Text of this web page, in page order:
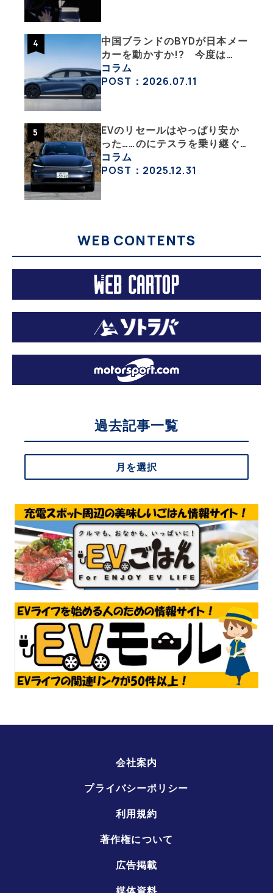
中国ブランドのBYDが日本メー
カーを動かすか!? 今度は
PHEVのステーションワゴンで
日本市場を揺るがす
コラム
POST：2026.07.11
EVのリセールはやっぱり安か
った……のにテスラを乗り継ぐ
ってどういうこと？ 【テスラ
沼にはまった大学教授のEV生
コラム
POST：2025.12.31
WEB CONTENTS
過去記事一覧
月を選択
会社案内
プライバシーポリシー
利用規約
著作権について
広告掲載